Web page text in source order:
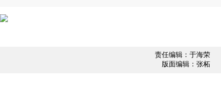
责任编辑：于海荣
版面编辑：张柘